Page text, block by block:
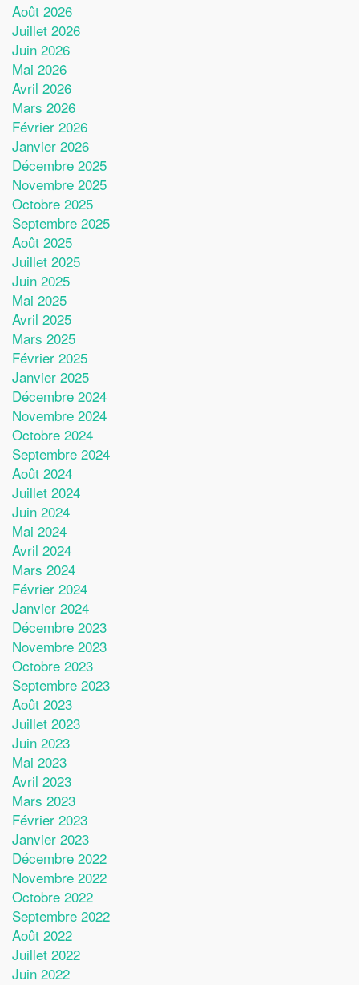
Août 2026
Juillet 2026
Juin 2026
Mai 2026
Avril 2026
Mars 2026
Février 2026
Janvier 2026
Décembre 2025
Novembre 2025
Octobre 2025
Septembre 2025
Août 2025
Juillet 2025
Juin 2025
Mai 2025
Avril 2025
Mars 2025
Février 2025
Janvier 2025
Décembre 2024
Novembre 2024
Octobre 2024
Septembre 2024
Août 2024
Juillet 2024
Juin 2024
Mai 2024
Avril 2024
Mars 2024
Février 2024
Janvier 2024
Décembre 2023
Novembre 2023
Octobre 2023
Septembre 2023
Août 2023
Juillet 2023
Juin 2023
Mai 2023
Avril 2023
Mars 2023
Février 2023
Janvier 2023
Décembre 2022
Novembre 2022
Octobre 2022
Septembre 2022
Août 2022
Juillet 2022
Juin 2022